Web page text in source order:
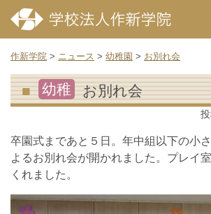
作新学院 > ニュース > 幼稚園 > お別れ会
幼稚 お別れ会
卒園式まであと５日。年中組以下の小
よるお別れ会が開かれました。プレイ
くれました。